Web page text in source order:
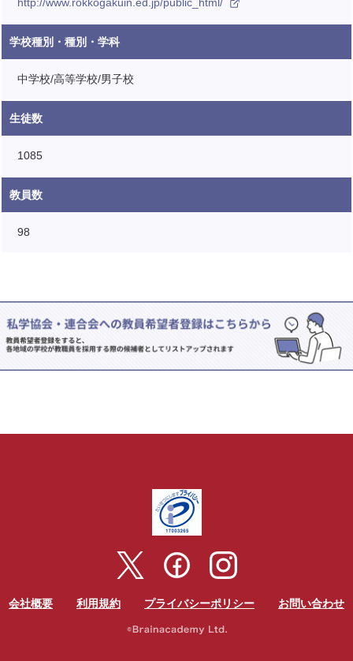
学校種別・種別・学科
中学校/高等学校/男子校
生徒数
1085
教員数
98
会社概要 利用規約 プライバシーポリシー お問い合わせ